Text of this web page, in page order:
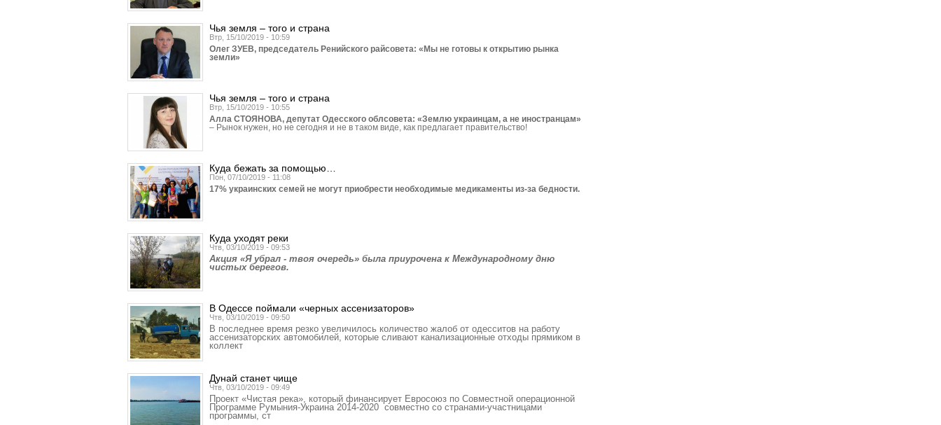
Чья земля – того и страна
Втр, 15/10/2019 - 10:59
Олег ЗУЕВ, председатель Ренийского райсовета: «Мы не готовы к открытию рынка
земли»
Чья земля – того и страна
Втр, 15/10/2019 - 10:55
Алла СТОЯНОВА, депутат Одесского облсовета: «Землю украинцам, а не иностранцам»
– Рынок нужен, но не сегодня и не в таком виде, как предлагает правительство!
Куда бежать за помощью…
Пон, 07/10/2019 - 11:08
17% украинских семей не могут приобрести необ­ходимые медикаменты из-за бедности.
Куда уходят реки
Чтв, 03/10/2019 - 09:53
Акция «Я убрал - твоя очередь» была приурочена к Международному дню
чистых берегов.
В Одессе поймали «черных ассенизаторов»
Чтв, 03/10/2019 - 09:50
В последнее время резко увеличилось количество жалоб от одесситов на работу
ассенизаторских автомобилей, которые сливают канализационные отходы прямиком в
коллект
Дунай станет чище
Чтв, 03/10/2019 - 09:49
Проект «Чистая река», который финансирует Евросоюз по Совместной операционной
Программе Румыния-Украина 2014-2020 совместно со странами-участницами
программы, ст